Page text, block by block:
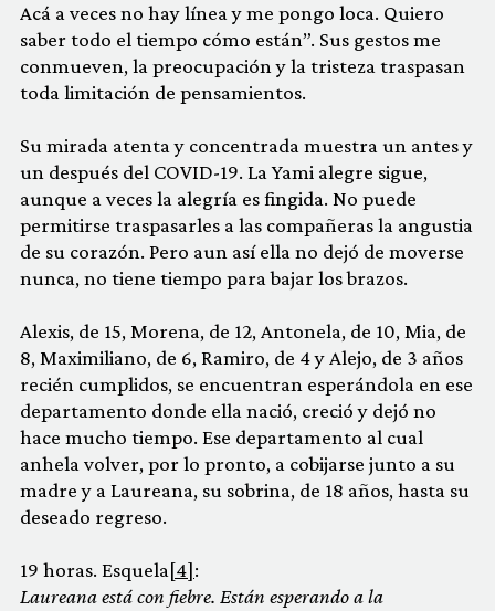
Acá a veces no hay línea y me pongo loca. Quiero
saber todo el tiempo cómo están”. Sus gestos me
conmueven, la preocupación y la tristeza traspasan
toda limitación de pensamientos.
Su mirada atenta y concentrada muestra un antes y
un después del COVID-19. La Yami alegre sigue,
aunque a veces la alegría es fingida. No puede
permitirse traspasarles a las compañeras la angustia
de su corazón. Pero aun así ella no dejó de moverse
nunca, no tiene tiempo para bajar los brazos.
Alexis, de 15, Morena, de 12, Antonela, de 10, Mia, de
8, Maximiliano, de 6, Ramiro, de 4 y Alejo, de 3 años
recién cumplidos, se encuentran esperándola en ese
departamento donde ella nació, creció y dejó no
hace mucho tiempo. Ese departamento al cual
anhela volver, por lo pronto, a cobijarse junto a su
madre y a Laureana, su sobrina, de 18 años, hasta su
deseado regreso.
19 horas. Esquela[4]:
Laureana está con fiebre. Están esperando a la